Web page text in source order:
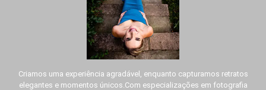
Criamos uma experiência agradável, enquanto capturamos retratos
elegantes e momentos únicos.Com especializações em fotografia